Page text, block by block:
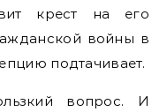
крест на его
войны в
подтачивает.
вопрос. И